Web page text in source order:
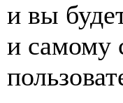
и вы
и самому